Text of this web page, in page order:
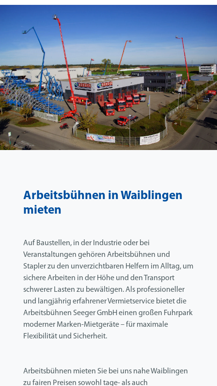
Arbeitsbühnen in Waiblingen
mieten
Auf Baustellen, in der Industrie oder bei
Veranstaltungen gehören Arbeitsbühnen und
Stapler zu den unverzichtbaren Helfern im Alltag, um
sichere Arbeiten in der Höhe und den Transport
schwerer Lasten zu bewältigen. Als professioneller
und langjährig erfahrener Vermietservice bietet die
Arbeitsbühnen Seeger GmbH einen großen Fuhrpark
moderner Marken-Mietgeräte – für maximale
Flexibilität und Sicherheit.
Arbeitsbühnen mieten Sie bei uns nahe Waiblingen
zu fairen Preisen sowohl tage- als auch